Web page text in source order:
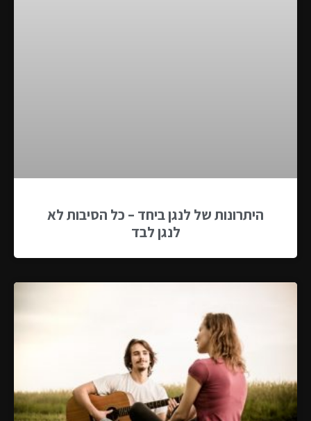
היתרונות של לנגן ביחד – כל הסיבות לא
לנגן לבד